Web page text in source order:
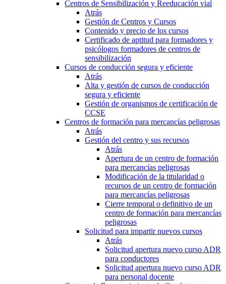
Centros de Sensibilización y Reeducación vial
Atrás
Gestión de Centros y Cursos
Contenido y precio de los cursos
Certificado de aptitud para formadores y
psicólogos formadores de centros de
sensibilización
Cursos de conducción segura y eficiente
Atrás
Alta y gestión de cursos de conducción
segura y eficiente
Gestión de organismos de certificación de
CCSE
Centros de formación para mercancías peligrosas
Atrás
Gestión del centro y sus recursos
Atrás
Apertura de un centro de formación
para mercancías peligrosas
Modificación de la titularidad o
recursos de un centro de formación
para mercancías peligrosas
Cierre temporal o definitivo de un
centro de formación para mercancías
peligrosas
Solicitud para impartir nuevos cursos
Atrás
Solicitud apertura nuevo curso ADR
para conductores
Solicitud apertura nuevo curso ADR
para personal docente